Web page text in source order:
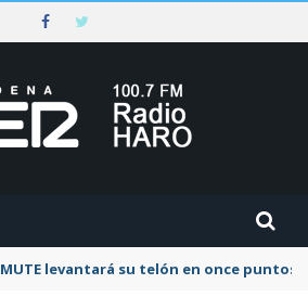
MUTE levantará su telón en once puntos